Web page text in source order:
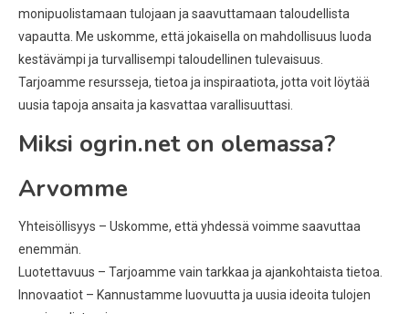
monipuolistamaan tulojaan ja saavuttamaan taloudellista
vapautta. Me uskomme, että jokaisella on mahdollisuus luoda
kestävämpi ja turvallisempi taloudellinen tulevaisuus.
Tarjoamme resursseja, tietoa ja inspiraatiota, jotta voit löytää
uusia tapoja ansaita ja kasvattaa varallisuuttasi.
Miksi ogrin.net on olemassa?
Arvomme
Yhteisöllisyys – Uskomme, että yhdessä voimme saavuttaa
enemmän.
Luotettavuus – Tarjoamme vain tarkkaa ja ajankohtaista tietoa.
Innovaatiot – Kannustamme luovuutta ja uusia ideoita tulojen